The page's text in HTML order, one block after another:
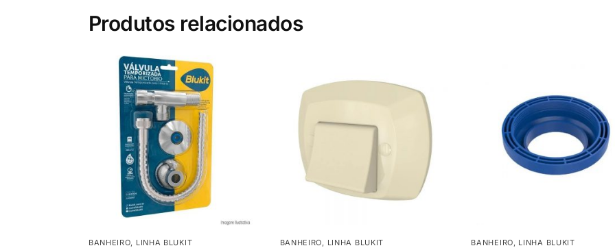
Produtos relacionados
BANHEIRO LINHA BLUKIT BANHEIRO LINHA BLUKIT BANHEIRO LINHA BLUKIT